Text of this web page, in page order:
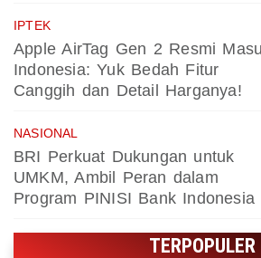
IPTEK
Apple AirTag Gen 2 Resmi
Indonesia: Yuk Bedah Fitur
Canggih dan Detail Harganya!
NASIONAL
BRI Perkuat Dukungan untuk
UMKM, Ambil Peran dalam
Program PINISI Bank Indonesia
TERPOPULER